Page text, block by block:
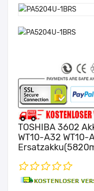
TOSHIBA 3602
WT10-A32 WT10-